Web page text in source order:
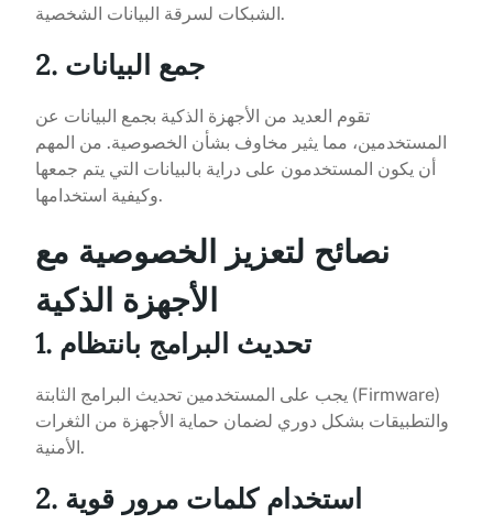
الشبكات لسرقة البيانات الشخصية.
2. جمع البيانات
تقوم العديد من الأجهزة الذكية بجمع البيانات عن
المستخدمين، مما يثير مخاوف بشأن الخصوصية. من المهم
أن يكون المستخدمون على دراية بالبيانات التي يتم جمعها
وكيفية استخدامها.
نصائح لتعزيز الخصوصية مع
الأجهزة الذكية
1. تحديث البرامج بانتظام
يجب على المستخدمين تحديث البرامج الثابتة (Firmware)
والتطبيقات بشكل دوري لضمان حماية الأجهزة من الثغرات
الأمنية.
2. استخدام كلمات مرور قوية